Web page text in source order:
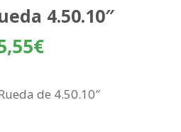
4.50.10″
€
de 4.50.10″